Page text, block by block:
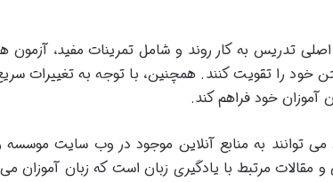
تدریس به کار روند و شامل تمرینات مفید، آزمون
خود را تقویت کنند. همچنین، با توجه به
آموزان خود فراهم کند.
توانند به منابع آنلاین موجود در وب سایت
مرتبط با یادگیری زبان است که زبان آموزان می